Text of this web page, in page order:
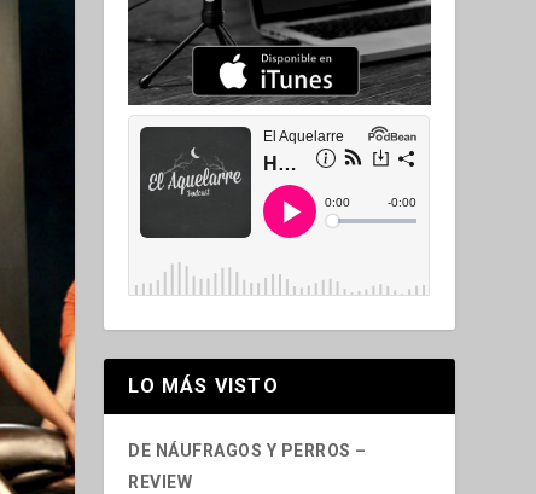
LO MÁS VISTO
DE NÁUFRAGOS Y PERROS –
REVIEW